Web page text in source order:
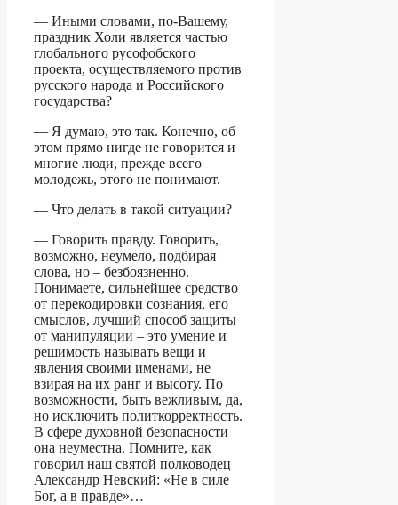
— Иными словами, по-Вашему,
праздник Холи является частью
глобального русофобского
проекта, осуществляемого против
русского народа и Российского
государства?
— Я думаю, это так. Конечно, об
этом прямо нигде не говорится и
многие люди, прежде всего
молодежь, этого не понимают.
— Что делать в такой ситуации?
— Говорить правду. Говорить,
возможно, неумело, подбирая
слова, но – безбоязненно.
Понимаете, сильнейшее средство
от перекодировки сознания, его
смыслов, лучший способ защиты
от манипуляции – это умение и
решимость называть вещи и
явления своими именами, не
взирая на их ранг и высоту. По
возможности, быть вежливым, да,
но исключить политкорректность.
В сфере духовной безопасности
она неуместна. Помните, как
говорил наш святой полководец
Александр Невский: «Не в силе
Бог, а в правде»…